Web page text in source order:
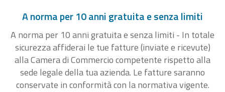
A norma per 10 anni gratuita e senza limiti
A norma per 10 anni gratuita e senza limiti - In totale
sicurezza affiderai le tue fatture (inviate e ricevute)
alla Camera di Commercio competente rispetto alla
sede legale della tua azienda. Le fatture saranno
conservate in conformità con la normativa vigente.